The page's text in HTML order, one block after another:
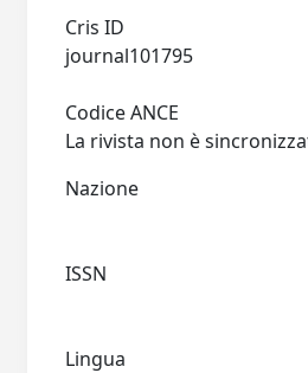
Cris ID
Codice ANCE
La rivista non è
Nazione
ISSN
Lingua